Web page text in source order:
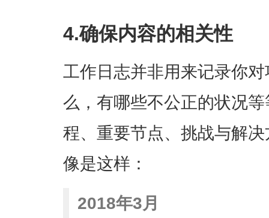
4.确保内容的相关性
工作日志并非用来记录你
么，有哪些不公正的状况
程、重要节点、挑战与解
像是这样：
2018年3月